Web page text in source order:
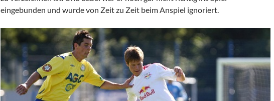
eingebunden und wurde von Zeit zu Zeit beim Anspiel ignoriert.